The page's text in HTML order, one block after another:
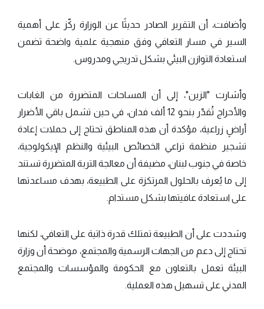
وأضافت، أن التقرير الصادر حديثًا عن الوزارة ركّز على أهمية
السير في مسار التعافي وفق منهجية علمية واضحة تضمن
استعادة التوازن البيئي بشكل تدريجي ومدروس.
وأشارت "الزين"، إلى أن المساحات المتضررة من الغابات
والأحراج تُقدّر بنحو 12 ألف فدان، في حين تشمل باقي الأضرار
أراضٍ زراعية، مؤكدة أن هذه المناطق تحتاج إلى حملات إعادة
تشجير منظمة تراعي الخصائص البيئية والنظم الإيكولوجية،
خاصة في جنوب لبنان، مضيفة أن معالجة التربة المتضررة تستند
إلى ما يُعرف بالحلول المرتكزة على الطبيعة، بهدف مساعدتها
على استعادة عافيتها بشكل مستدام.
وشددت على أن الطبيعة تمتلك قدرة ذاتية على التعافي، لكنها
تحتاج إلى دعم من الجهات الرسمية والمجتمع، موضحة أن وزارة
البيئة تعمل بالتعاون مع الحكومة والمؤسسات والمجتمع
المدني على تسهيل هذه العملية.